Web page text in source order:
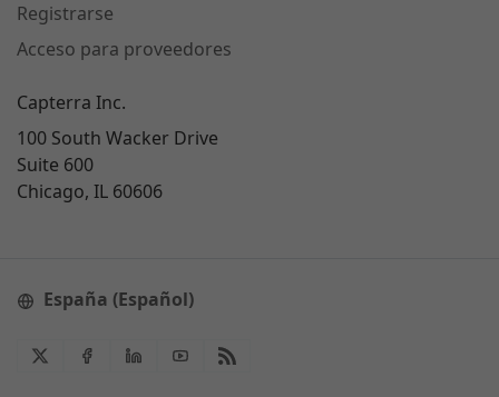
Registrarse
Acceso para proveedores
Capterra Inc.
100 South Wacker Drive
Suite 600
Chicago, IL 60606
España (Español)